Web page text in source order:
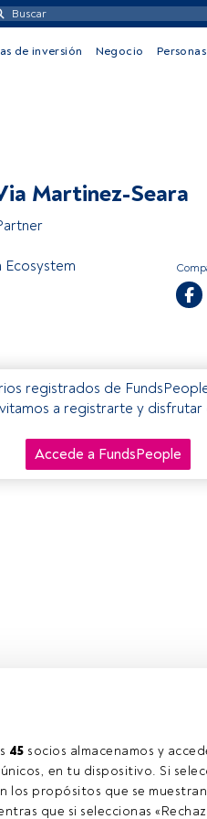
45 socios almacenamos y
en tu dispositivo. Si
los propósitos que se
que si seleccionas
de inversión Negocio Personas
Martinez-Seara
registrados de
a registrarte y
Accede a FundsPeople